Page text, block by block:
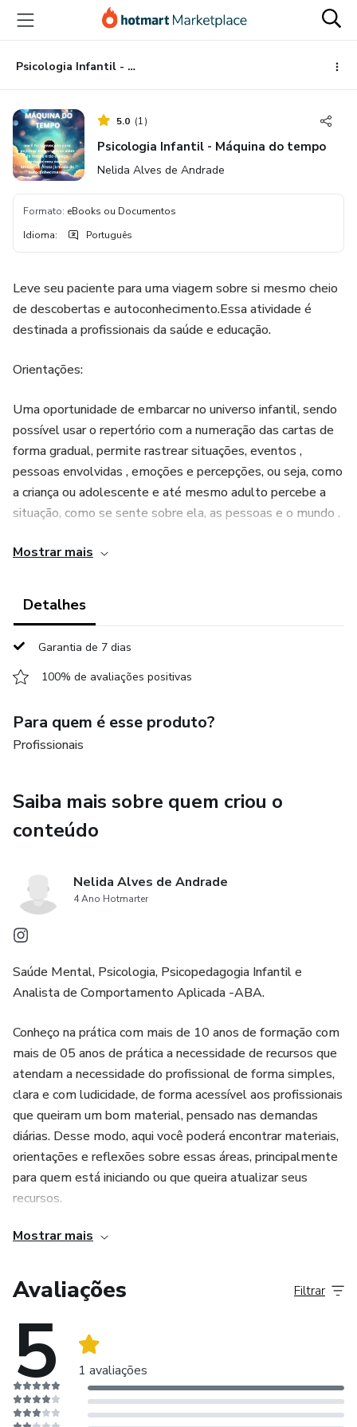
para
conteúdo
principal
para
pagamento
para
rodapé
Psicologia Infantil - Máquina do tempo
5.0 (1)
Psicologia Infantil - Máquina do tempo
Nelida Alves de Andrade
Formato: eBooks ou Documentos
Idioma: Português
Leve seu paciente para uma viagem sobre si mesmo cheio
de descobertas e autoconhecimento.Essa atividade é
destinada a profissionais da saúde e educação.
Orientações:
Uma oportunidade de embarcar no universo infantil, sendo
possível usar o repertório com a numeração das cartas de
forma gradual, permite rastrear situações, eventos ,
pessoas envolvidas , emoções e percepções, ou seja, como
a criança ou adolescente e até mesmo adulto percebe a
situação, como se sente sobre ela, as pessoas e o mundo .
intervenções, levantar informações e auxiliar a ressignificar,
A arte e perguntas desenvolvidas pertencem a Nélida
autora, sob pena d direitos autorais.
Imprimir
correspondentes
Pode ser impresso em folha simples e plastificar ou folha
Nélida Andrade
Psicóloga e Psicopedagoga Infantil
CRP: 05/ 46282
Mostrar mais
Detalhes
Garantia de 7 dias
100% de avaliações positivas
Para quem é esse produto?
Profissionais
Saiba mais sobre quem criou o
conteúdo
Nelida Alves de Andrade
4 Ano Hotmarter
Saúde Mental, Psicologia, Psicopedagogia Infantil e
Analista de Comportamento Aplicada -ABA.
Conheço na prática com mais de 10 anos de formação com
mais de 05 anos de prática a necessidade de recursos que
atendam a necessidade do profissional de forma simples,
clara e com ludicidade, de forma acessível aos profissionais
que queiram um bom material, pensado nas demandas
diárias. Desse modo, aqui você poderá encontrar materiais,
orientações e reflexões sobre essas áreas, principalmente
para quem está iniciando ou que queira atualizar seus
recursos.
Garantindo momentos onde você poderá auxiliar seu
intervenção promovendo bem estar.
Espero que goste. Foi idealizado com carinho.
Em breve trarei outros materiais !
Muito obrigada!
Mostrar mais
Avaliações
5 1 avaliações
Filtrar